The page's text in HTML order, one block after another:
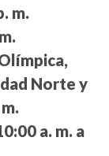
m.
Norte y
a. m. a